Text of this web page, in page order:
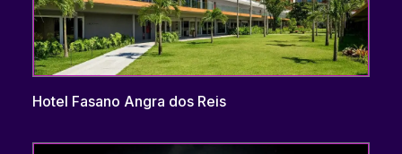
Hotel Fasano Angra dos Reis